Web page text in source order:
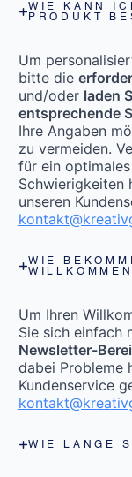
WIE KANN
PRODUKT
Um
bitte die
und/oder laden
entsprechende
Ihre Angaben
zu vermeiden.
für ein
Schwierigkeiten
unseren
WIE
Um Ihren
Sie sich einfach
Newsletter-
dabei Probleme
Kundenservice
WIE LANGE